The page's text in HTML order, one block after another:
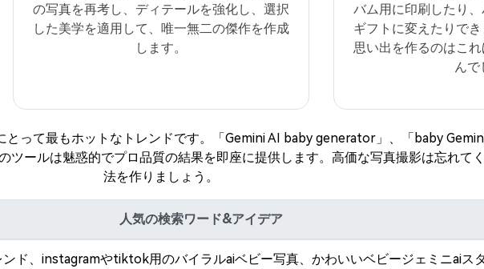
の写真を再考し、ディテールを強化し、選択
した美学を適用して、唯一無二の傑作を作成
します。
バム用に印刷したり
ギフトに変えたりで
思い出を作るのはこ
んで
とって最もホットなトレンドです。「Gemini AI baby generator」、「baby
ールは魅惑的でプロ品質の結果を即座に提供します。高価な写真撮影は忘れて
法を作りましょう。
人気の検索ワード&アイデア
ンド、instagramやtiktok用のバイラルaiベビー写真、かわいいベビージェミニaiス